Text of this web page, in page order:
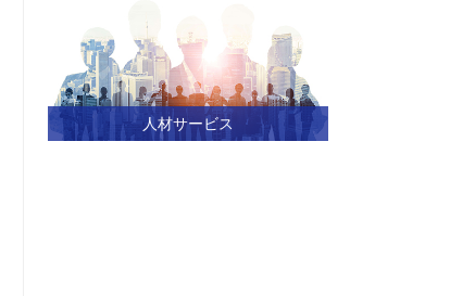
人材サービス